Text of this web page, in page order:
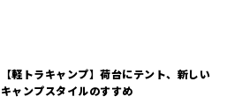
【軽トラキャンプ】荷台にテント、新しい
キャンプスタイルのすすめ